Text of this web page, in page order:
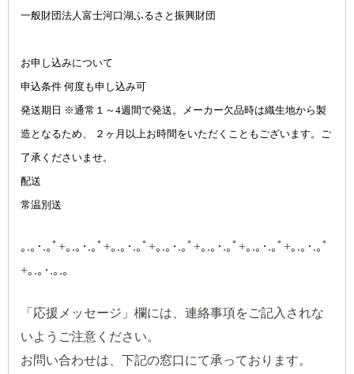
一般財団法人富士河口湖ふるさと振興財団
お申し込みについて
申込条件 何度も申し込み可
発送期日 ※通常１～4週間で発送。メーカー欠品時は織生地から製
造となるため、 ２ヶ月以上お時間をいただくこともございます。ご
了承くださいませ。
配送
常温別送
｡.｡･.｡ﾟ+｡.｡･.｡ﾟ+｡.｡･.｡ﾟ+｡.｡･.｡ﾟ+｡.｡･.｡ﾟ+｡.｡･.｡ﾟ+｡.｡･.｡ﾟ
+｡.｡･.｡.｡
「応援メッセージ」欄には、連絡事項をご記入されな
いようご注意ください。
お問い合わせは、下記の窓口にて承っております。